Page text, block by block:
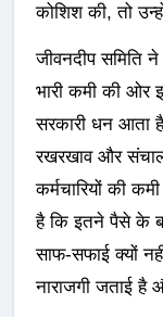
कोशिश की, तो
जीवनदीप समिति
भारी कमी की ओर
सरकारी धन आता
रखरखाव और
कर्मचारियों की
है कि इतने पैसे के
साफ-सफाई क्यों
नाराजगी जताई है